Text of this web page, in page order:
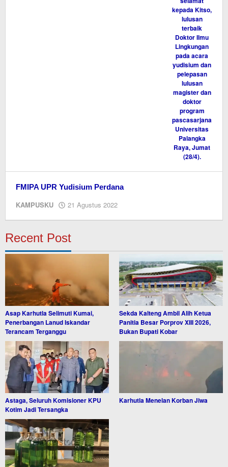
FMIPA UPR Yudisium Perdana
KAMPUSKU 21 Agustus 2022
Recent Post
Asap Karhutla Selimuti Kumai,
Penerbangan Lanud Iskandar
Terancam Terganggu
Sekda Kalteng Ambil Alih Ketua
Panitia Besar Porprov XIII 2026,
Bukan Bupati Kobar
Astaga, Seluruh Komisioner KPU
Kotim Jadi Tersangka
Karhutla Menelan Korban Jiwa